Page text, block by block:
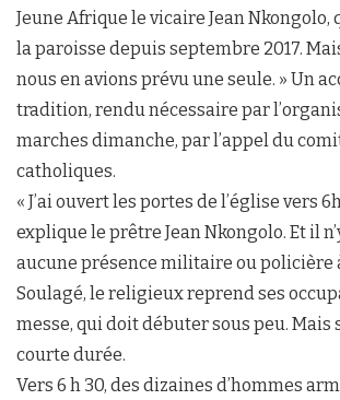
Jeune Afrique le vicaire Jean Nkongolo,
la paroisse depuis septembre 2017.
nous en avions prévu une seule. » Un
tradition, rendu nécessaire par
marches dimanche, par l’appel du
catholiques.
« J’ai ouvert les portes de l’église vers
explique le prêtre Jean Nkongolo. Et il
aucune présence militaire ou policière
Soulagé, le religieux reprend ses
messe, qui doit débuter sous peu. Mais
courte durée.
Vers 6 h 30, des dizaines d’hommes